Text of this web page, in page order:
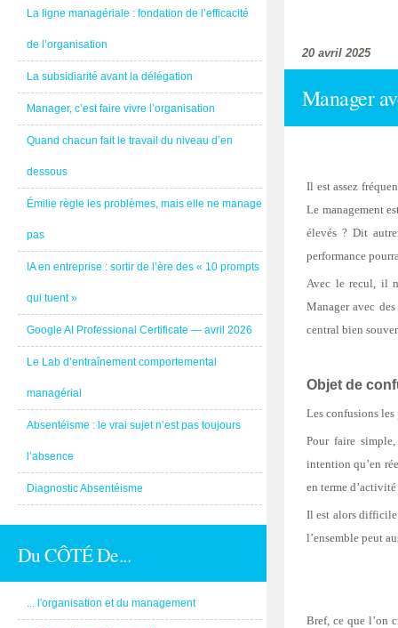
La ligne managériale : fondation de l’efficacité
de l’organisation
La subsidiarité avant la délégation
Manager, c’est faire vivre l’organisation
Quand chacun fait le travail du niveau d’en
dessous
Émilie règle les problèmes, mais elle ne manage
pas
IA en entreprise : sortir de l’ère des « 10 prompts
qui tuent »
Google AI Professional Certificate — avril 2026
Le Lab d’entraînement comportemental
managérial
Absentéisme : le vrai sujet n’est pas toujours
l’absence
Diagnostic Absentéisme
Du CÔTÉ De...
... l'organisation et du management
20 avril 2025
Manager
Il est assez
Le management
élevés ? Dit
performance
Avec le recul, il
Manager avec
central bien
Objet de
Les confusions
Pour faire
intention qu’en
en terme
Il est alors difficile
l’ensemble peut
Bref, ce que l’on